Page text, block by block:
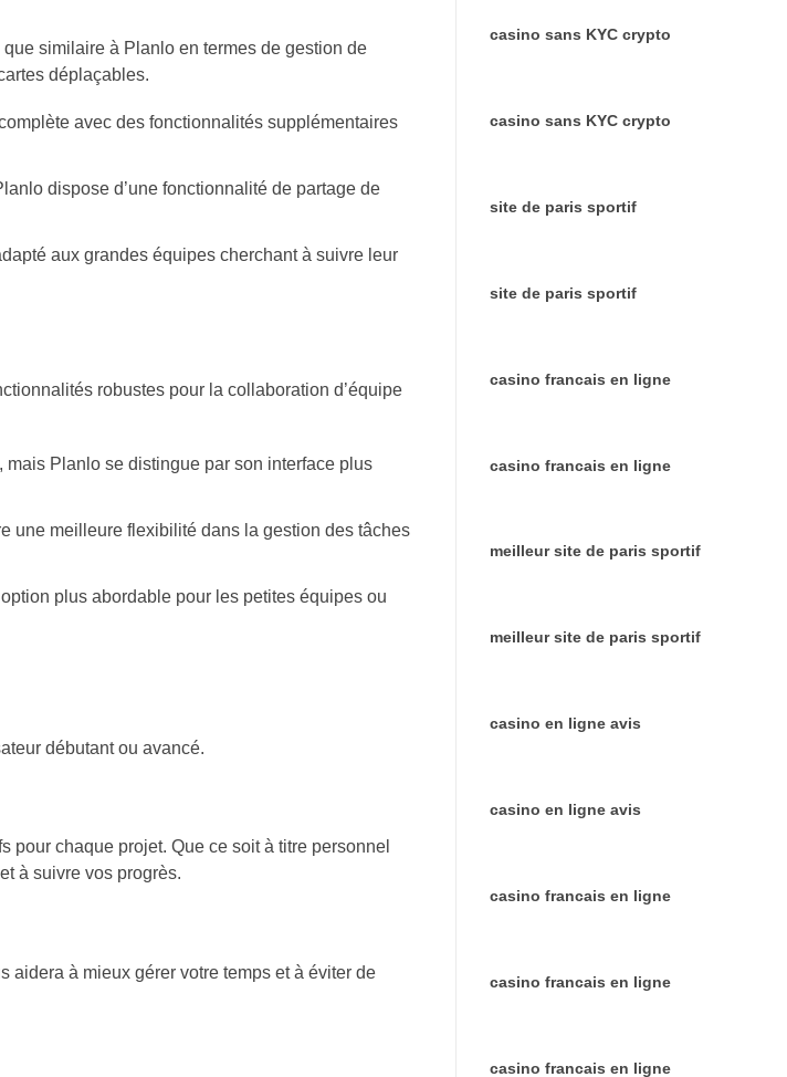
similaire à Planlo en termes de gestion de
déplaçables.
avec des fonctionnalités supplémentaires
dispose d’une fonctionnalité de partage de
aux grandes équipes cherchant à suivre leur
robustes pour la collaboration d’équipe
Planlo se distingue par son interface plus
une meilleure flexibilité dans la gestion des tâches
plus abordable pour les petites équipes ou
débutant ou avancé.
chaque projet. Que ce soit à titre personnel
à suivre vos progrès.
aidera à mieux gérer votre temps et à éviter de
casino sans KYC crypto
casino sans KYC crypto
site de paris sportif
site de paris sportif
casino francais en ligne
casino francais en ligne
meilleur site de paris sportif
meilleur site de paris sportif
casino en ligne avis
casino en ligne avis
casino francais en ligne
casino francais en ligne
casino francais en ligne